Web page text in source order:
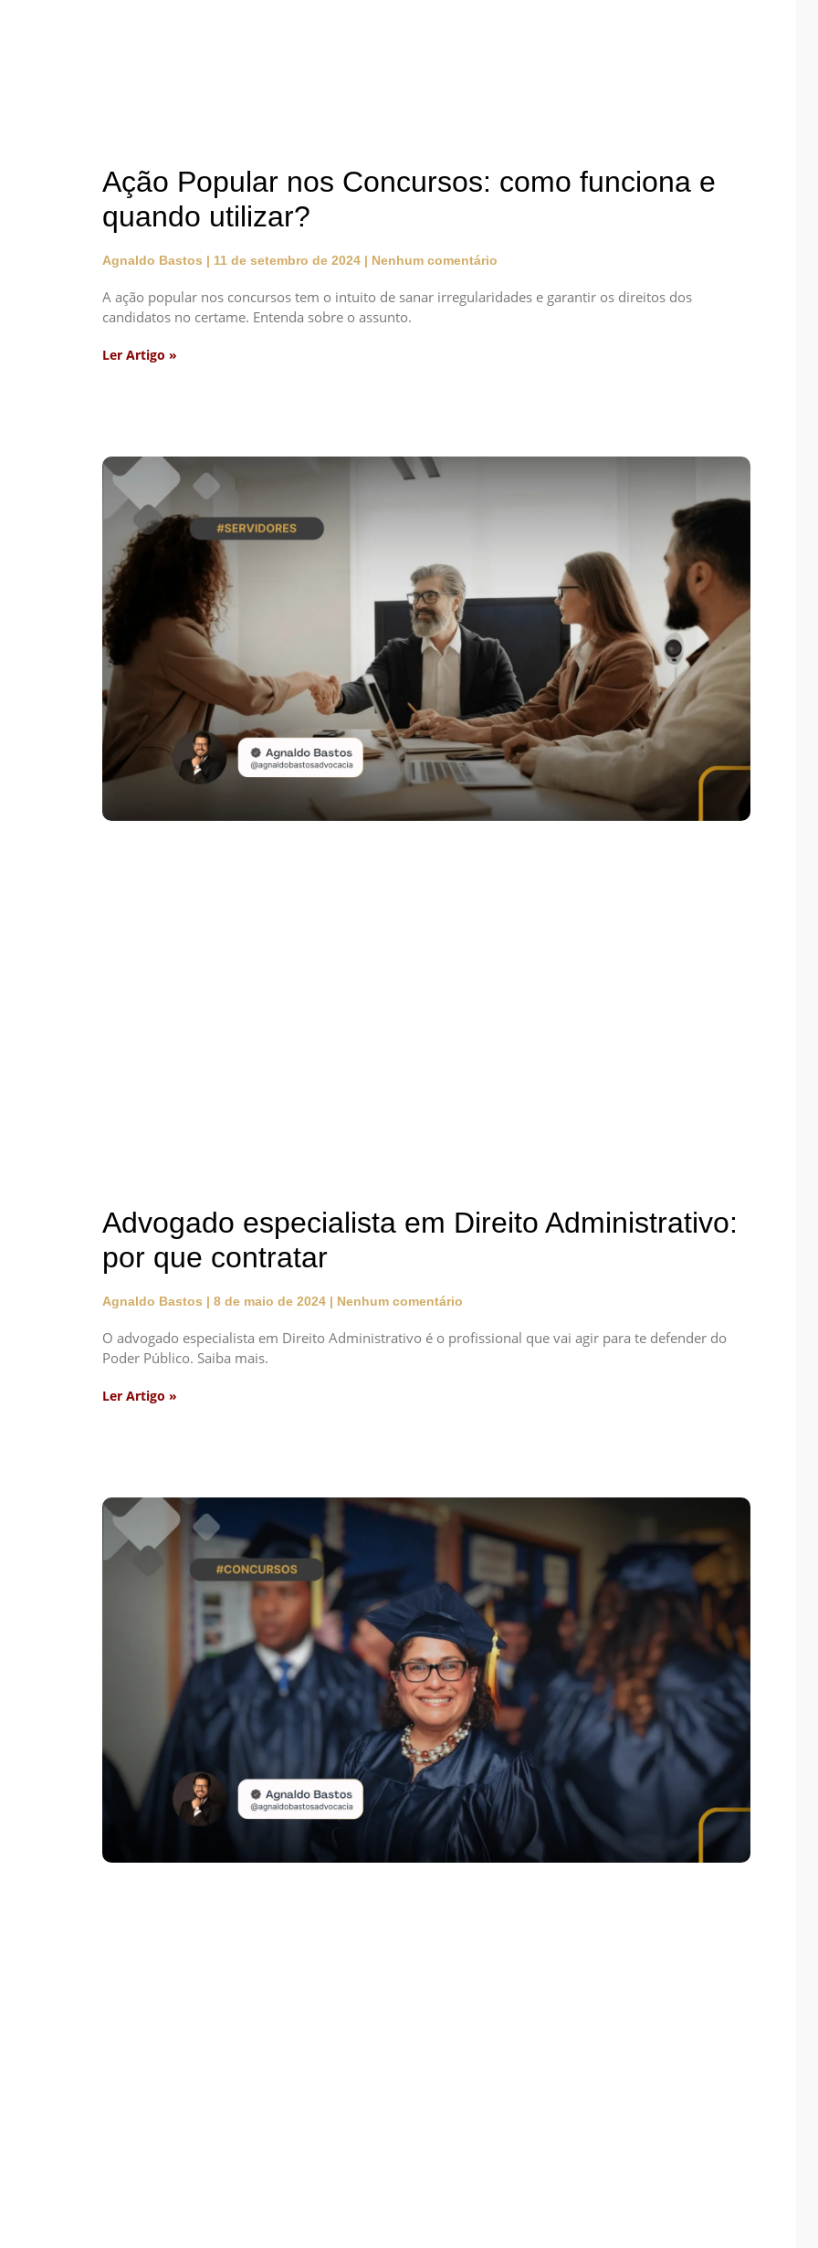
Ação Popular nos Concursos: como funciona e
quando utilizar?
Agnaldo Bastos 11 de setembro de 2024 Nenhum comentário
A ação popular nos concursos tem o intuito de sanar irregularidades e garantir os direitos dos
candidatos no certame. Entenda sobre o assunto.
Ler Artigo »
Advogado especialista em Direito Administrativo:
por que contratar
Agnaldo Bastos 8 de maio de 2024 Nenhum comentário
O advogado especialista em Direito Administrativo é o profissional que vai agir para te defender do
Poder Público. Saiba mais.
Ler Artigo »